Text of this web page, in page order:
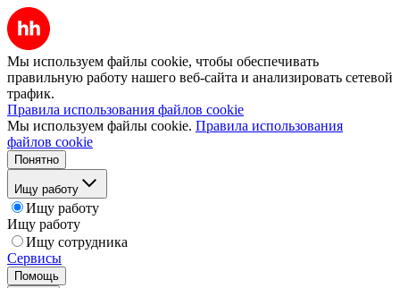
Мы используем файлы cookie, чтобы обеспечивать
правильную работу нашего веб-сайта и анализировать сетевой
трафик.
Правила использования файлов cookie
Мы используем файлы cookie. Правила использования
файлов cookie
Понятно
Ищу работу
Ищу работу
Ищу работу
Ищу сотрудника
Сервисы
Помощь